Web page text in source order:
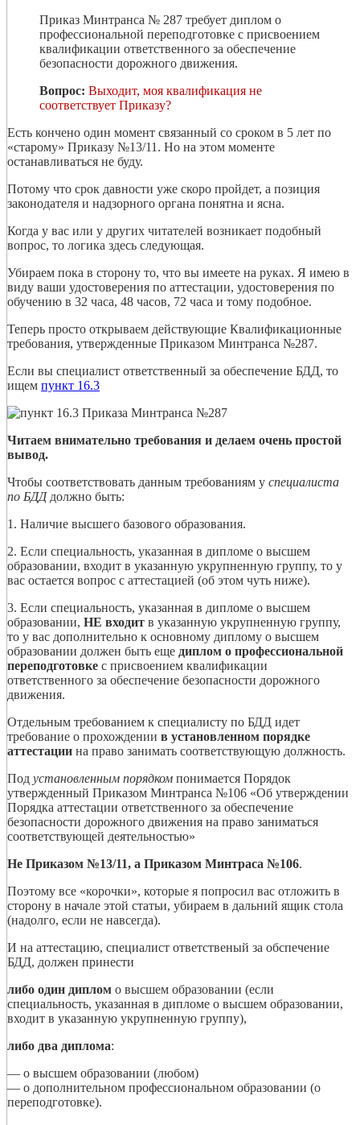
Приказ Минтранса № 287 требует диплом о
профессиональной переподготовке с присвоением
квалификации ответственного за обеспечение
безопасности дорожного движения.
Вопрос: Выходит, моя квалификация не
соответствует Приказу?
Есть кончено один момент связанный со сроком в 5 лет по
«старому» Приказу №13/11. Но на этом моменте
останавливаться не буду.
Потому что срок давности уже скоро пройдет, а позиция
законодателя и надзорного органа понятна и ясна.
Когда у вас или у других читателей возникает подобный
вопрос, то логика здесь следующая.
Убираем пока в сторону то, что вы имеете на руках. Я имею в
виду ваши удостоверения по аттестации, удостоверения по
обучению в 32 часа, 48 часов, 72 часа и тому подобное.
Теперь просто открываем действующие Квалификационные
требования, утвержденные Приказом Минтранса №287.
Если вы специалист ответственный за обеспечение БДД, то
ищем пункт 16.3
Читаем внимательно требования и делаем очень простой
вывод.
Чтобы соответствовать данным требованиям у специалиста
по БДДдолжно быть:
1. Наличие высшего базового образования.
2. Если специальность, указанная в дипломе о высшем
образовании, входит в указанную укрупненную группу, то у
вас остается вопрос с аттестацией (об этом чуть ниже).
3. Если специальность, указанная в дипломе о высшем
образовании, НЕ входит в указанную укрупненную группу,
то у вас дополнительно к основному диплому о высшем
образовании должен быть еще диплом о профессиональной
переподготовке с присвоением квалификации
ответственного за обеспечение безопасности дорожного
движения.
Отдельным требованием к специалисту по БДД идет
требование о прохождении в установленном порядке
аттестации на право занимать соответствующую должность.
Под установленным порядком понимается Порядок
утвержденный Приказом Минтранса №106 «Об утверждении
Порядка аттестации ответственного за обеспечение
безопасности дорожного движения на право заниматься
соответствующей деятельностью»
Не Приказом №13/11, а Приказом Минтраса №106.
Поэтому все «корочки», которые я попросил вас отложить в
сторону в начале этой статьи, убираем в дальний ящик стола
(надолго, если не навсегда).
И на аттестацию, специалист ответственый за обспечение
БДД, должен принести
либо один диплом о высшем образовании (если
специальность, указанная в дипломе о высшем образовании,
входит в указанную укрупненную группу),
либо два диплома:
— о высшем образовании (любом)
— о дополнительном профессиональном образовании (о
переподготовке).